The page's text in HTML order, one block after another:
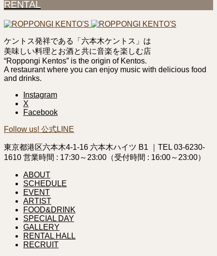
RENTAL
ケントス発祥である「六本木ケントス」は
美味しい料理とお酒と共に音楽を楽しむ店
“Roppongi Kentos” is the origin of Kentos.
A restaurant where you can enjoy music with delicious food
and drinks.
Instagram
X
Facebook
Follow us! 公式LINE
東京都港区六本木4-1-16 六本木ハイツ B1 ｜TEL 03-6230-
1610 営業時間 : 17:30～23:00（受付時間 : 16:00～23:00）
ABOUT
SCHEDULE
EVENT
ARTIST
FOOD&DRINK
SPECIAL DAY
GALLERY
RENTAL HALL
RECRUIT